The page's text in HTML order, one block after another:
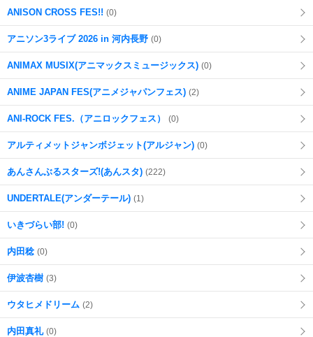
ANISON CROSS FES!! (0)
アニソン3ライブ 2026 in 河内長野 (0)
ANIMAX MUSIX(アニマックスミュージックス) (0)
ANIME JAPAN FES(アニメジャパンフェス) (2)
ANI-ROCK FES.（アニロックフェス） (0)
アルティメットジャンボジェット(アルジャン) (0)
あんさんぶるスターズ!(あんスタ) (222)
UNDERTALE(アンダーテール) (1)
いきづらい部! (0)
内田稔 (0)
伊波杏樹 (3)
ウタヒメドリーム (2)
内田真礼 (0)